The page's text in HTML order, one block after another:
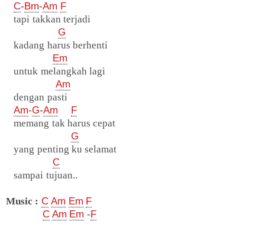
C-Bm-Am F
tapi takkan terjadi
G
kadang harus berhenti
Em
untuk melangkah lagi
Am
dengan pasti
Am-G-Am
F
memang tak harus cepat
G
yang penting ku selamat
C
sampai tujuan..
Music : C Am Em F
C Am Em -F